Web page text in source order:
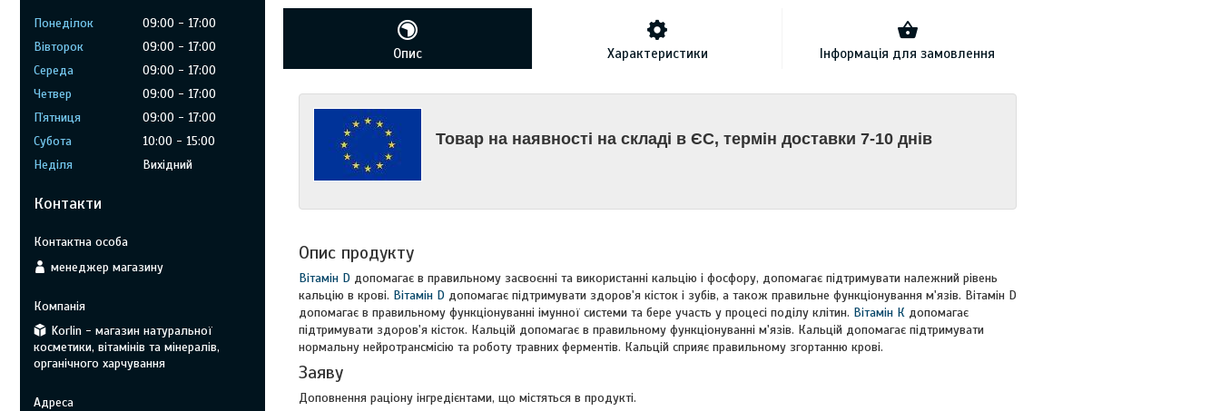
Опис Характеристики Інформація для замовлення
Товар на наявності на складі в ЄС, термін доставки 7-10 днів
Опис продукту
Вітамін D допомагає в правильному засвоєнні та використанні кальцію і фосфору, допомагає підтримувати належний рівень
кальцію в крові. Вітамін D допомагає підтримувати здоров'я кісток і зубів, а також правильне функціонування м'язів. Вітамін D
допомагає в правильному функціонуванні імунної системи та бере участь у процесі поділу клітин. Вітамін К допомагає
підтримувати здоров'я кісток. Кальцій допомагає в правильному функціонуванні м'язів. Кальцій допомагає підтримувати
нормальну нейротрансмісію та роботу травних ферментів. Кальцій сприяє правильному згортанню крові.
Заяву
Доповнення раціону інгредієнтами, що містяться в продукті.
Понеділок 09:00
17:00
Вівторок
09:00
17:00
Середа
09:00
17:00
Четвер
09:00
17:00
Пʼятниця
09:00
17:00
Субота
10:00
15:00
Неділя
Вихідний
Контакти
менеджер магазину
Korlin - магазин натуральної
косметики, вітамінів та мінералів,
органічного харчування